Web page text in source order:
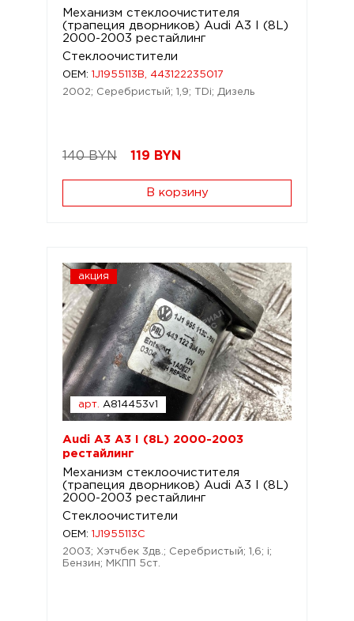
Механизм стеклоочистителя
(трапеция дворников) Audi A3 I (8L)
2000-2003 рестайлинг
Стеклоочистители
OEM: 1J1955113B, 443122235017
2002; Серебристый; 1,9; TDi; Дизель
140 BYN 119 BYN
В корзину
акция
арт. A814453v1
Audi A3 A3 I (8L) 2000-2003
рестайлинг
Механизм стеклоочистителя
(трапеция дворников) Audi A3 I (8L)
2000-2003 рестайлинг
Стеклоочистители
OEM: 1J1955113C
2003; Хэтчбек 3дв.; Серебристый; 1,6; i;
Бензин; МКПП 5ст.